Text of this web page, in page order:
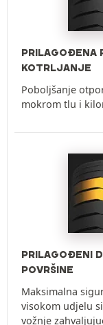
PRILAGOĐENA
KOTRLJANJE
Poboljšanje
mokrom tlu i
PRILAGOĐENI
POVRŠINE
Maksimalna
visokom udjelu
vožnje